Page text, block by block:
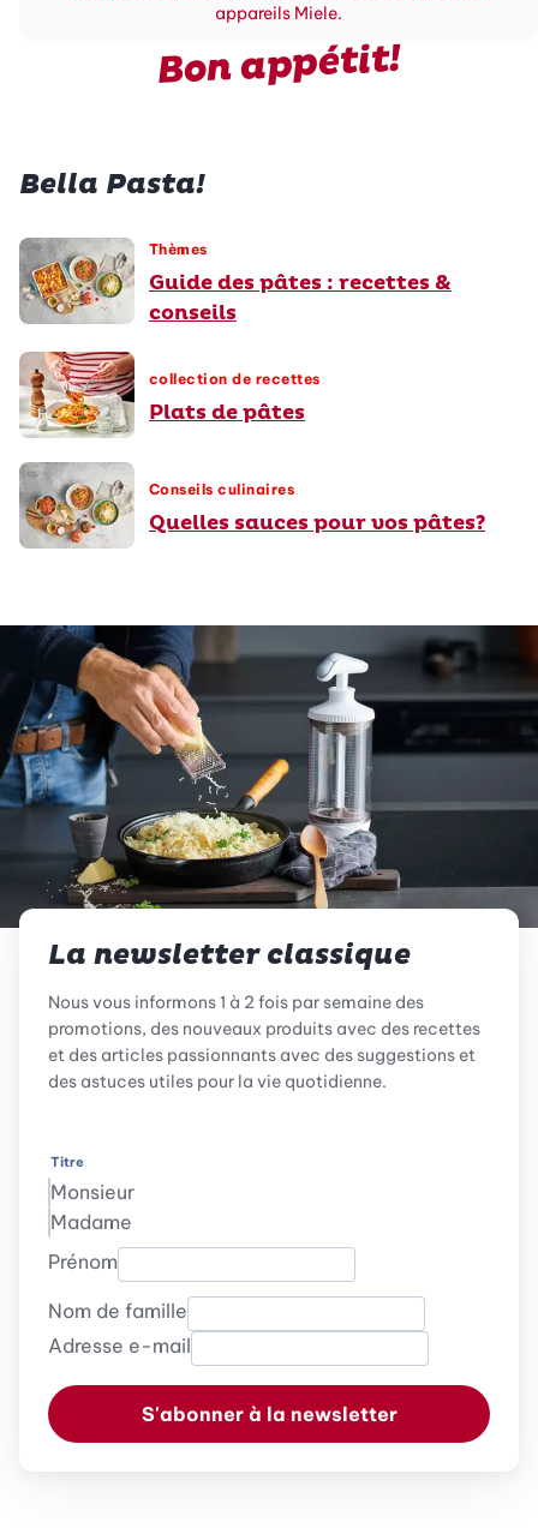
appareils Miele.
Bon appétit!
Bella Pasta!
Thèmes
Guide des pâtes : recettes &
conseils
collection de recettes
Plats de pâtes
Conseils culinaires
Quelles sauces pour vos pâtes?
La newsletter classique
Nous vous informons 1 à 2 fois par semaine des
promotions, des nouveaux produits avec des recettes
et des articles passionnants avec des suggestions et
des astuces utiles pour la vie quotidienne.
Titre
Monsieur
Madame
Prénom
Nom de famille
Adresse e-mail
S'abonner à la newsletter